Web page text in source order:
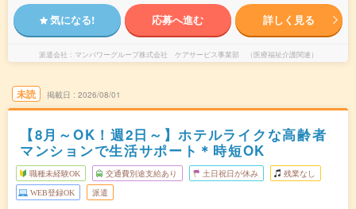
気になる! 応募へ進む 詳しく見る
派遣会社 マンパワーグループ株式会社 ケアサービス事業部 （医療福祉介護関連）
未読 掲載日 2026/08/01
【8月～OK！週2日～】ホテルライクな高齢者
マンションで生活サポート＊時短OK
職種未経験OK 交通費別途支給あり 土日祝日が休み 残業なし
WEB登録OK 派遣